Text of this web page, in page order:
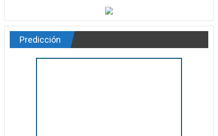
Predicción